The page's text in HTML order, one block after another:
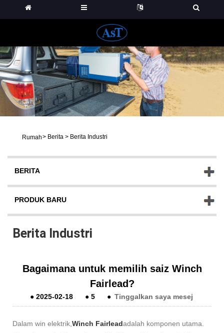
Rumah> Berita > Berita Industri
BERITA
PRODUK BARU
Berita Industri
Bagaimana untuk memilih saiz Winch
Fairlead?
● 2025-02-18 ● 5 ● Tinggalkan saya mesej
Dalam win elektrik, Winch Fairleadadalah komponen utama.